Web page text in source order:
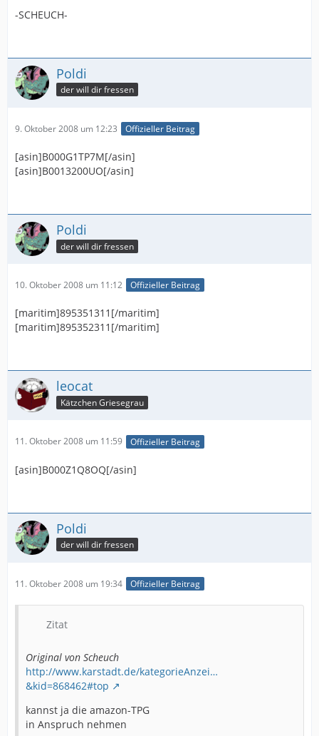
-SCHEUCH-
Poldi
der will dir fressen
9. Oktober 2008 um 12:23 Offizieller Beitrag
[asin]B000G1TP7M[/asin]
[asin]B0013200UO[/asin]
Poldi
der will dir fressen
10. Oktober 2008 um 11:12 Offizieller Beitrag
[maritim]895351311[/maritim]
[maritim]895352311[/maritim]
leocat
Kätzchen Griesegrau
11. Oktober 2008 um 11:59 Offizieller Beitrag
[asin]B000Z1Q8OQ[/asin]
Poldi
der will dir fressen
11. Oktober 2008 um 19:34 Offizieller Beitrag
Zitat
Original von Scheuch
http://www.karstadt.de/kategorieAnzei…
&kid=868462#top
kannst ja die amazon-TPG
in Anspruch nehmen